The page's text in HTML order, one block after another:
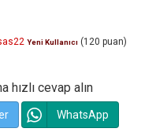
Yeni Kullanıcı (120 puan)
hızlı cevap alın
WhatsApp